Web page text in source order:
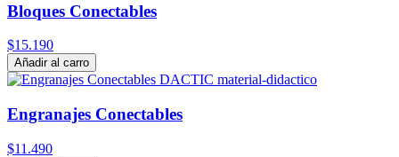
Bloques Conectables
$15.190
Añadir al carro
Engranajes Conectables
$11.490